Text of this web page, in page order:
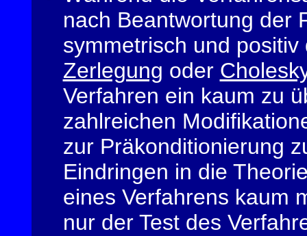
nach Beantwortung der
symmetrisch und
Zerlegung oder
Verfahren ein kaum zu
zahlreichen
zur Präkonditionierung
Eindringen in die
eines Verfahrens kaum
nur der Test des